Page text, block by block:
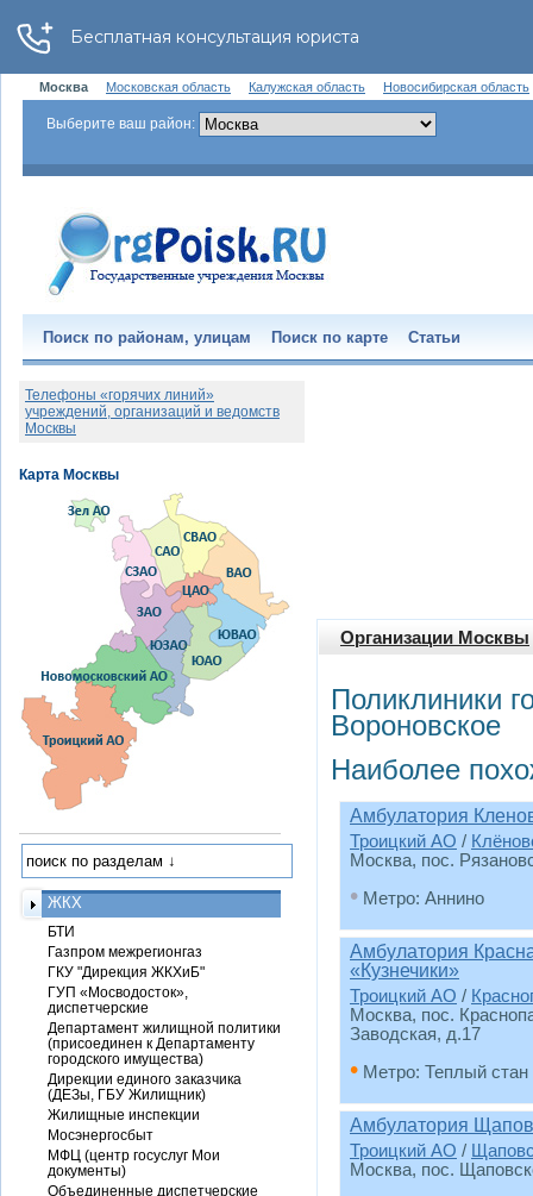
Москва Московская область Калужская область Новосибирская область
Выберите ваш район:
Поиск по районам, улицам Поиск по карте Статьи
Организации Москвы
Поликлиники
Вороновское
Наиболее
Амбулатория
Троицкий АО /
Москва, пос.
• Метро: Аннино
Амбулатория
«Кузнечики»
Троицкий АО /
Москва, пос.
Заводская, д.17
• Метро: Теплый стан
Амбулатория
Троицкий АО /
Москва, пос.
Телефоны «горячих линий»
учреждений, организаций и ведомств
Москвы
ЖКХ
БТИ
Газпром межрегионгаз
ГКУ "Дирекция ЖКХиБ"
ГУП «Мосводосток»,
диспетчерские
Департамент жилищной политики
(присоединен к Департаменту
городского имущества)
Дирекции единого заказчика
(ДЕЗы, ГБУ Жилищник)
Жилищные инспекции
Мосэнергосбыт
МФЦ (центр госуслуг Мои
документы)
Объединенные диспетчерские